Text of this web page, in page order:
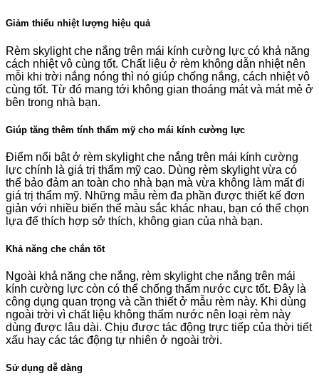
Giảm thiểu nhiệt lượng hiệu quả
Rèm skylight che nắng trên mái kính cường lực có khả năng
cách nhiệt vô cùng tốt. Chất liệu ở rèm không dẫn nhiệt nên
mỗi khi trời nắng nóng thì nó giúp chống nắng, cách nhiệt vô
cùng tốt. Từ đó mang tới không gian thoáng mát và mát mẻ ở
bên trong nhà bạn.
Giúp tăng thêm tính thẩm mỹ cho mái kính cường lực
Điểm nổi bật ở rèm skylight che nắng trên mái kính cường
lực chính là giá trị thẩm mỹ cao. Dùng rèm skylight vừa có
thể bảo đảm an toàn cho nhà bạn mà vừa không làm mất đi
giá trị thẩm mỹ. Những mẫu rèm đa phần được thiết kế đơn
giản với nhiều biến thể màu sắc khác nhau, bạn có thể chọn
lựa để thích hợp sở thích, không gian của nhà bạn.
Khả năng che chắn tốt
Ngoài khả năng che nắng, rèm skylight che nắng trên mái
kính cường lực còn có thể chống thấm nước cực tốt. Đây là
công dụng quan trọng và cần thiết ở mẫu rèm này. Khi dùng
ngoài trời vì chất liệu không thấm nước nên loại rèm này
dùng được lâu dài. Chịu được tác động trực tiếp của thời tiết
xấu hay các tác động tự nhiên ở ngoài trời.
Sử dụng dễ dàng